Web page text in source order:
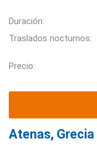
Duración:
Traslados nocturnos:
Precio:
Atenas,